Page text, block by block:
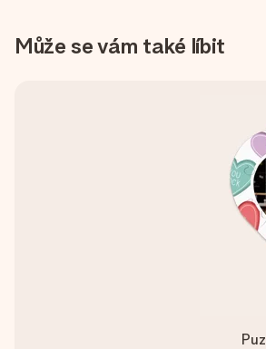
Může se vám také líbit